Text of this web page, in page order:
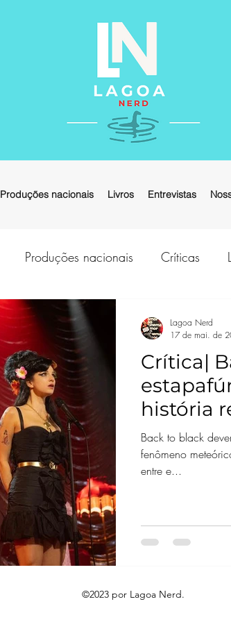
Produções nacionais Livros Entrevistas
Produções nacionais Críticas
Crítica|
história
a
Back to black
fenômeno
entre e...
Lagoa Nerd
17 de mai. de
©2023 por Lagoa Nerd.